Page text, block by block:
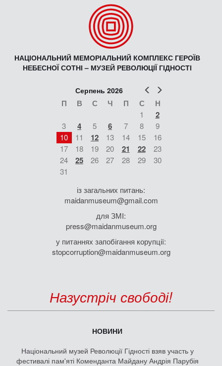
НАЦІОНАЛЬНИЙ МЕМОРІАЛЬНИЙ КОМПЛЕКС ГЕРОЇВ
НЕБЕСНОЇ СОТНІ – МУЗЕЙ РЕВОЛЮЦІЇ ГІДНОСТІ
Попер
Серпень 2026
П В С Ч П С Н
1 2
3 4 5 6 7 8
9
10
11 12 13 14 15
16
17
18 19 20 21 22
23
24
25 26 27 28 29
30
31
із загальних питань:
maidanmuseum@gmail.com
для ЗМІ:
press@maidanmuseum.org
у питаннях запобігання корупції:
stopcorruption@maidanmuseum.org
Назустріч свободі!
НОВИНИ
Національний музей Революції Гідності взяв участь у
фестивалі пам'яті Коменданта Майдану Андрія Парубія